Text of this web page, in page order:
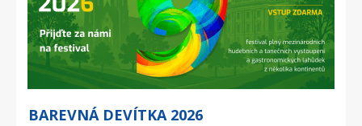
BAREVNÁ DEVÍTKA 2026